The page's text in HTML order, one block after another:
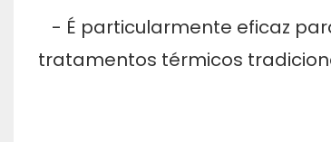
- É particularmente eficaz
tratamentos térmicos